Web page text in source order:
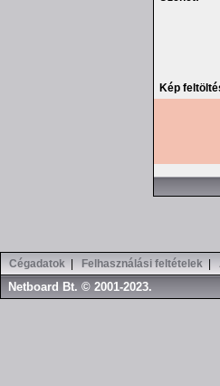
Kép
Cégadatok Felhasználási feltételek
Netboard Bt. © 2001-2023.